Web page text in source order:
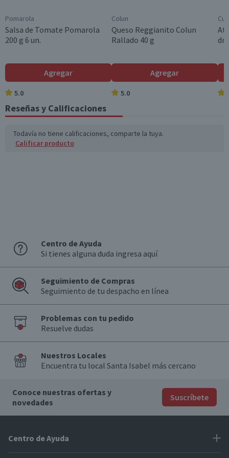
Hidratos de Carbon
o disponibles (g)
16,9 14,4
*Ingesta de referencia de un adulto promedio (8400 kj / 2000 kcal)
Pomarola
Salsa de Tomate Pomarola
200 g 6 un.
Agregar
5.0
Colun
Queso Reggianito Colun
Rallado 40 g
Agregar
5.0
Reseñas y Calificaciones
Todavía no tiene calificaciones, comparte la tuya.
Calificar producto
Centro de Ayuda
Si tienes alguna duda ingresa aquí
Seguimiento de Compras
Seguimiento de tu despacho en línea
Problemas con tu pedido
Resuelve dudas
Nuestros Locales
Encuentra tu local Santa Isabel más cercano
Conoce nuestras ofertas y
novedades
Suscríbete
Centro de Ayuda